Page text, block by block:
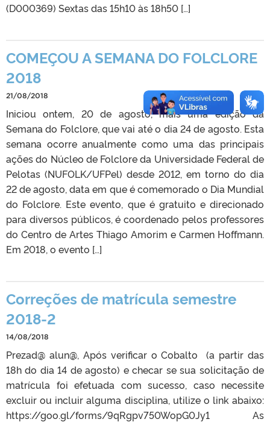
(D000369) Sextas das 15h10 às 18h50 […]
COMEÇOU A SEMANA DO FOLCLORE
2018
21/08/2018
Iniciou ontem, 20 de agosto, mais uma edição da
Semana do Folclore, que vai até o dia 24 de agosto. Esta
semana ocorre anualmente como uma das principais
ações do Núcleo de Folclore da Universidade Federal de
Pelotas (NUFOLK/UFPel) desde 2012, em torno do dia
22 de agosto, data em que é comemorado o Dia Mundial
do Folclore. Este evento, que é gratuito e direcionado
para diversos públicos, é coordenado pelos professores
do Centro de Artes Thiago Amorim e Carmen Hoffmann.
Em 2018, o evento […]
Correções de matrícula semestre
2018-2
14/08/2018
Prezad@ alun@, Após verificar o Cobalto (a partir das
18h do dia 14 de agosto) e checar se sua solicitação de
matrícula foi efetuada com sucesso, caso necessite
excluir ou incluir alguma disciplina, utilize o link abaixo:
https://goo.gl/forms/9qRgpv750WopG0Jy1 As